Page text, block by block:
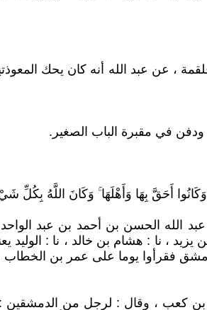
، عن عبد الله أنه كان يحك
أَحَقَّ بِهَا وَأَهْلَهَا ۚ وَكَانَ اللَّهُ بِكُلِّ شَيْءٍ
الله الحسن بن أحمد بن عبد الواحد
، نا : هشام بن خالد ، نا : الوليد
فقرأوا يوما على عمر بن الخطاب
كعب ، وقال : لرجل من الدمشقين